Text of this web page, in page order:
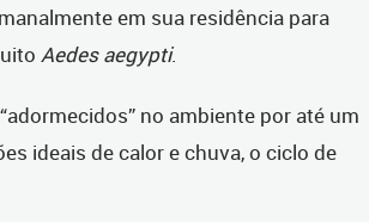
em sua residência para
Aedes aegypti.
no ambiente por até um
ideais de calor e chuva, o ciclo de